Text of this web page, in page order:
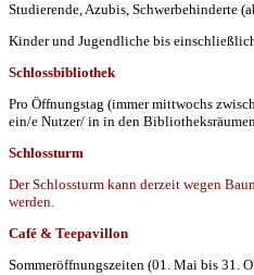
Studierende, Azubis, Schwerbehinderte
Kinder und Jugendliche bis
Schlossbibliothek
Pro Öffnungstag (immer mittwochs
ein/e Nutzer/ in in den
Schlossturm
Der Schlossturm kann derzeit wegen
werden.
Café & Teepavillon
Sommeröffnungszeiten (01. Mai bis 31.